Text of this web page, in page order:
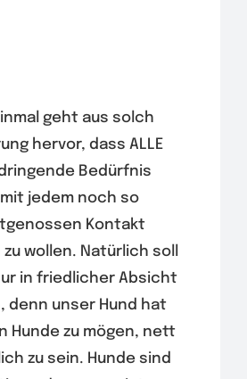
geht aus solch
hervor, dass ALLE
Bedürfnis
jedem noch so
Kontakt
wollen. Natürlich soll
in friedlicher Absicht
denn unser Hund hat
Hunde zu mögen, nett
zu sein. Hunde sind